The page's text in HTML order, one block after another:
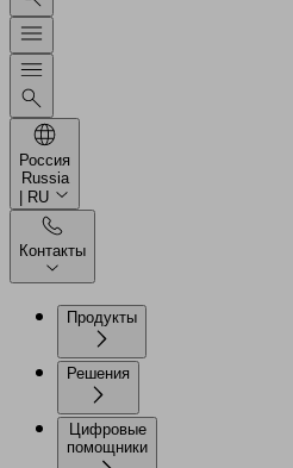
Россия
Russia
| RU
Контакты
Продукты
Решения
Цифровые
помощники